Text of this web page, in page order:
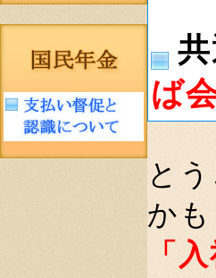
ば
と
か
「